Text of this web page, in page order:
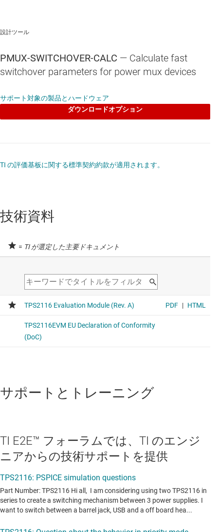
設計ツール
PMUX-SWITCHOVER-CALC — Calculate fast
switchover parameters for power mux devices
サポート対象の製品とハードウェア
ダウンロードオプション
TI の評価基板に関する標準契約約款が適用されます。
技術資料
= TI が選定した主要ドキュメント
サポートとトレーニング
TI E2E™ フォーラムでは、TI のエンジ
ニアからの技術サポートを提供